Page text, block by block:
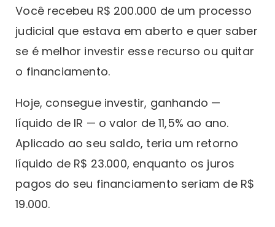
Você recebeu R$ 200.000 de um processo
judicial que estava em aberto e quer saber
se é melhor investir esse recurso ou quitar
o financiamento.
Hoje, consegue investir, ganhando —
líquido de IR — o valor de 11,5% ao ano.
Aplicado ao seu saldo, teria um retorno
líquido de R$ 23.000, enquanto os juros
pagos do seu financiamento seriam de R$
19.000.